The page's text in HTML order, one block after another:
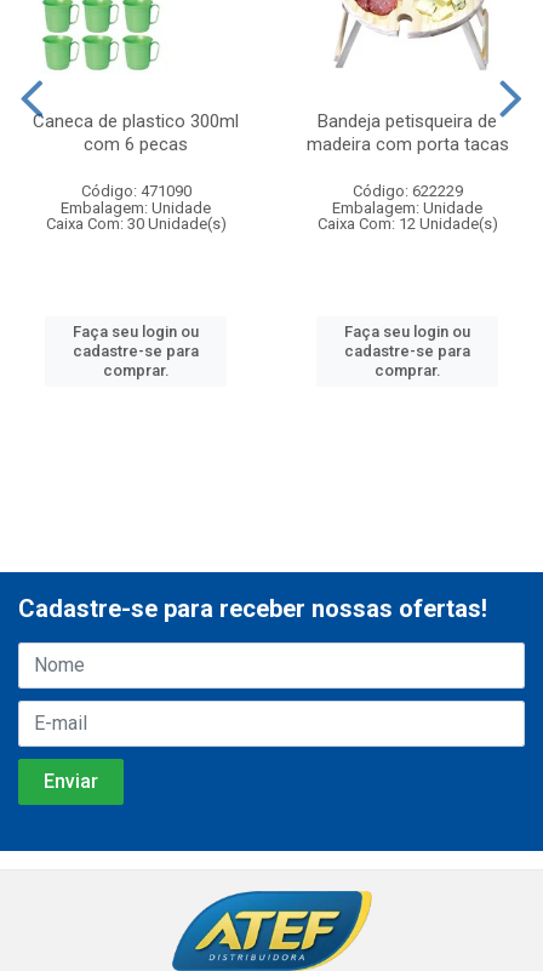
Caneca de plastico 300ml
com 6 pecas
Código: 471090
Embalagem: Unidade
Caixa Com: 30 Unidade(s)
Faça seu login ou
cadastre-se para
comprar.
Bandeja petisqueira de
madeira com porta tacas
Código: 622229
Embalagem: Unidade
Caixa Com: 12 Unidade(s)
Faça seu login ou
cadastre-se para
comprar.
Cadastre-se para receber nossas ofertas!